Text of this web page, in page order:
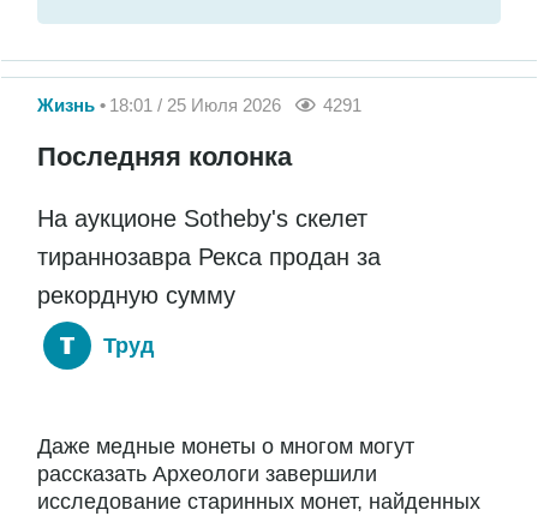
Жизнь 18:01 / 25 Июля 2026 4291
Последняя колонка
На аукционе Sotheby's скелет
тираннозавра Рекса продан за
рекордную сумму
Труд
Даже медные монеты о многом могут
рассказать Археологи завершили
исследование старинных монет, найденных